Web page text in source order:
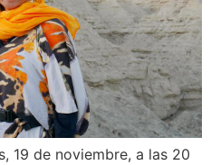
19 de noviembre, a las 20